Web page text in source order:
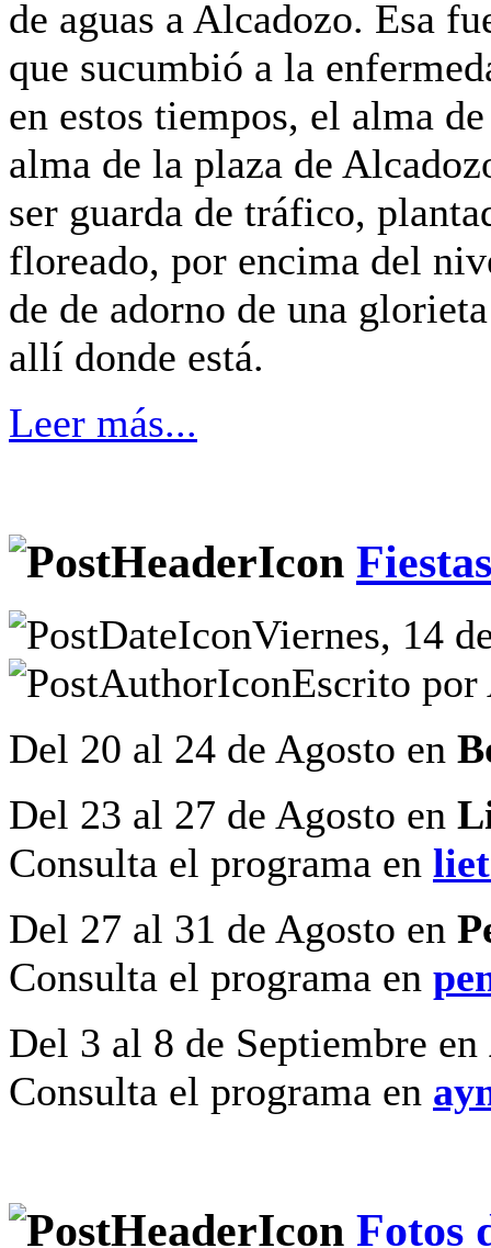
de aguas a Alcadozo. Esa
que sucumbió a la
en estos tiempos, el alma
alma de la plaza de
ser guarda de tráfico,
floreado, por encima del
de de adorno de una
allí donde está.
Leer más...
Viernes, 14
Escrito
Del 20 al 24 de Agosto en
Del 23 al 27 de Agosto en
Consulta el programa en
Del 27 al 31 de Agosto en
Consulta el programa en
Del 3 al 8 de Septiembre en
Consulta el programa en
Fotos